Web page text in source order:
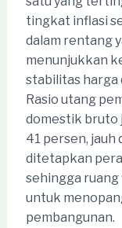
tingkat inflasi
dalam rentang
menunjukkan
stabilitas harga
Rasio utang
domestik bruto
41 persen, jauh
ditetapkan
sehingga ruang
untuk
pembangunan.